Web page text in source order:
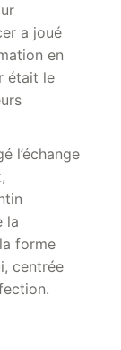
a joué
en
était le
l’échange
la
forme
centrée